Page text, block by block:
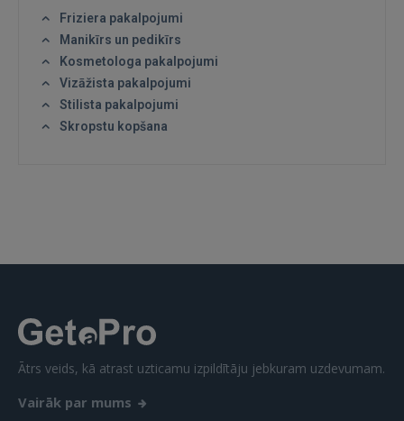
Friziera pakalpojumi
Manikīrs un pedikīrs
Kosmetologa pakalpojumi
Vizāžista pakalpojumi
Stilista pakalpojumi
Skropstu kopšana
Ātrs veids, kā atrast uzticamu izpildītāju jebkuram uzdevumam.
Vairāk par mums